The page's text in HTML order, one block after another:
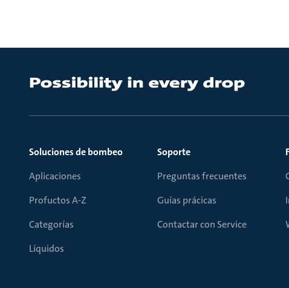
Soluciones de bombeo
Aplicaciones
Profuctos A-Z
Categorías
Líquidos
Soporte
Preguntas frecuentes
Guías prácicas
Contactar con Service